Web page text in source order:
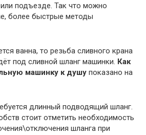
подъезде. Так что можно
более быстрые методы
ванна, то резьба сливного крана
под сливной шланг машинки. Как
машинку к душу показано на
длинный подводящий шланг.
стоит отметить необходимость
шланга при